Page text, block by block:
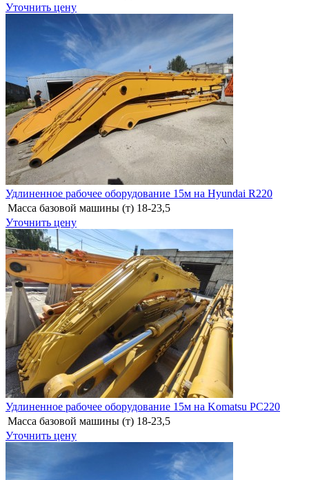
Уточнить цену
Удлиненное рабочее оборудование 15м на Hyundai R220
Масса базовой машины (т) 18-23,5
Уточнить цену
Удлиненное рабочее оборудование 15м на Komatsu PC220
Масса базовой машины (т) 18-23,5
Уточнить цену